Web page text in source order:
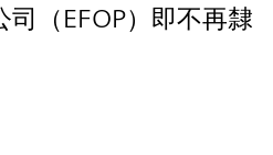
（EFOP）即不再隸